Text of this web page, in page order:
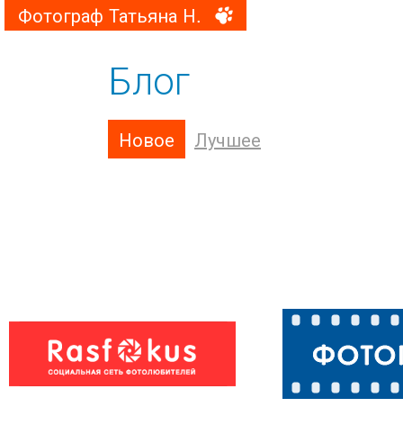
Фотограф Татьяна Н.
Блог
Новое Лучшее